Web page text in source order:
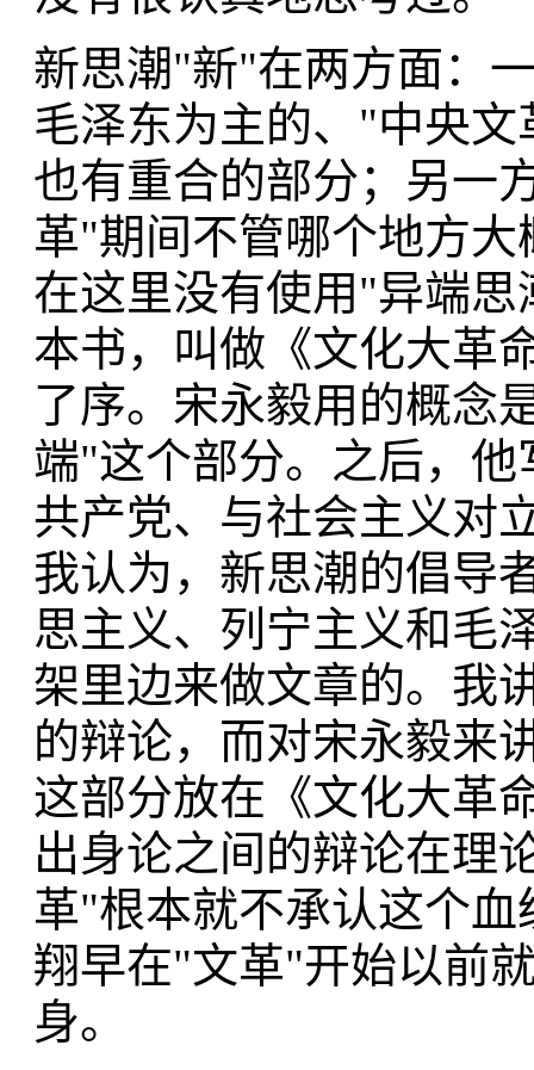
新思潮"新"在两方面：
毛泽东为主的、"中央
也有重合的部分；另一
革"期间不管哪个地方
在这里没有使用"异端
本书，叫做《文化大革
了序。宋永毅用的概念
端"这个部分。之后，
共产党、与社会主义对
我认为，新思潮的倡导
思主义、列宁主义和毛
架里边来做文章的。我
的辩论，而对宋永毅来
这部分放在《文化大革
出身论之间的辩论在理
革"根本就不承认这个
翔早在"文革"开始以前
身。